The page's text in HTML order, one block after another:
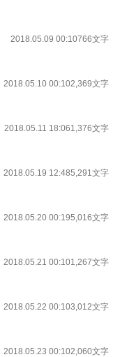
2018.05.09 00:10766文字
2018.05.10 00:102,369文字
2018.05.11 18:061,376文字
2018.05.19 12:485,291文字
2018.05.20 00:195,016文字
2018.05.21 00:101,267文字
2018.05.22 00:103,012文字
2018.05.23 00:102,060文字